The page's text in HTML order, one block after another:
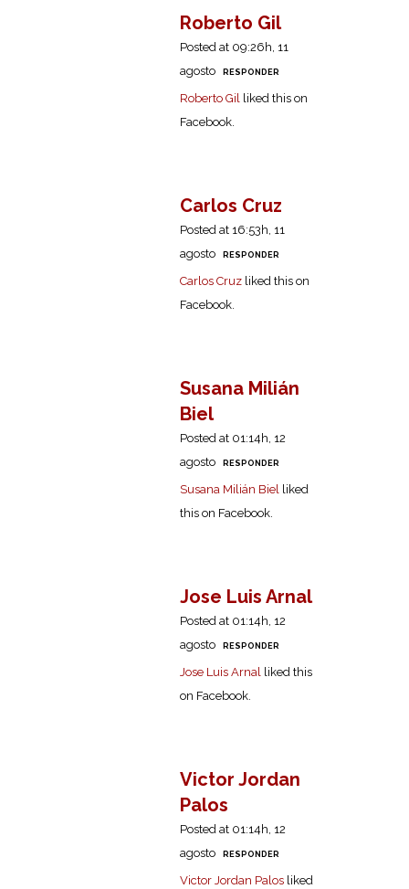
Roberto Gil
Posted at 09:26h, 11
agosto
RESPONDER
Roberto Gil liked this on
Facebook.
Carlos Cruz
Posted at 16:53h, 11
agosto
RESPONDER
Carlos Cruz liked this on
Facebook.
Susana Milián
Biel
Posted at 01:14h, 12
agosto
RESPONDER
Susana Milián Biel liked
this on Facebook.
Jose Luis Arnal
Posted at 01:14h, 12
agosto
RESPONDER
Jose Luis Arnal liked this
on Facebook.
Victor Jordan
Palos
Posted at 01:14h, 12
agosto
RESPONDER
Victor Jordan Palos liked